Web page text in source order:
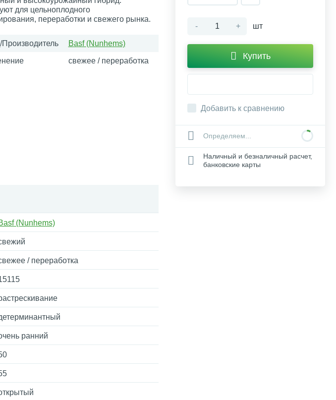
для цельноплодного
переработки и свежего рынка.
Basf (Nunhems)
свежее / переработка
(Nunhems)
/ переработка
ранний
- + шт
Купить
Добавить к сравнению
Определяем...
Наличный и безналичный расчет,
банковские карты